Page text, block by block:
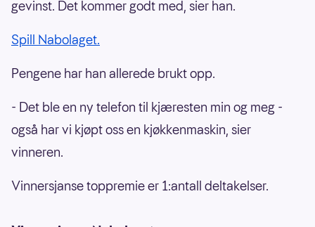
gevinst. Det kommer godt med, sier han.
Spill Nabolaget.
Pengene har han allerede brukt opp.
- Det ble en ny telefon til kjæresten min og meg -
også har vi kjøpt oss en kjøkkenmaskin, sier
vinneren.
Vinnersjanse toppremie er 1:antall deltakelser.